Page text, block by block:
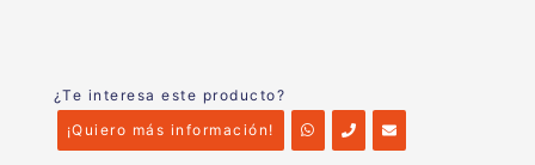
¿Te interesa este producto?
¡Quiero más información!